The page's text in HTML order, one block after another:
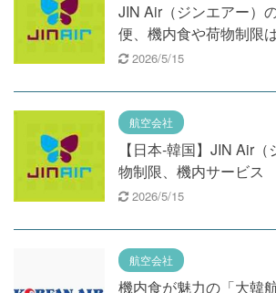
JIN Air（ジンエアー）
便、機内食や荷物制限
2026/5/15
航空会社
【日本‐韓国】JIN Air
物制限、機内サービス
2026/5/15
航空会社
機内食が魅力の「大韓